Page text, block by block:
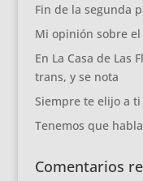
Fin de la segunda
Mi opinión sobre
En La Casa de Las
trans, y se nota
Siempre te elijo a ti
Tenemos que
Comentarios